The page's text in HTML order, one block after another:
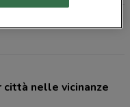
nelle vicinanze